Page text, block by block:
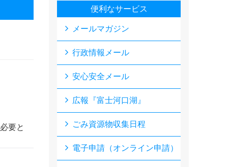
要と
便利なサービス
メールマガジン
行政情報メール
安心安全メール
広報『富士河口湖』
ごみ資源物収集日程
電子申請（オンライン申請）